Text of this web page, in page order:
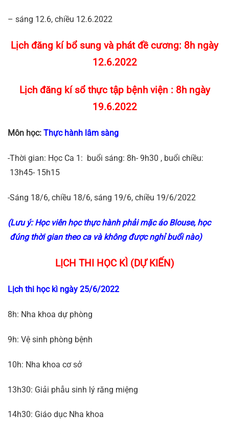
– sáng 12.6, chiều 12.6.2022
Lịch đăng kí bổ sung và phát đề cương: 8h ngày
12.6.2022
Lịch đăng kí sổ thực tập bệnh viện : 8h ngày
19.6.2022
Môn học: Thực hành lâm sàng
-Thời gian: Học Ca 1: buổi sáng: 8h- 9h30 , buổi chiều:
13h45- 15h15
-Sáng 18/6, chiều 18/6, sáng 19/6, chiều 19/6/2022
(Lưu ý: Học viên học thực hành phải mặc áo Blouse, học
đúng thời gian theo ca và không được nghỉ buổi nào)
LỊCH THI HỌC KÌ (DỰ KIẾN)
Lịch thi học kì ngày 25/6/2022
8h: Nha khoa dự phòng
9h: Vệ sinh phòng bệnh
10h: Nha khoa cơ sở
13h30: Giải phẫu sinh lý răng miệng
14h30: Giáo dục Nha khoa